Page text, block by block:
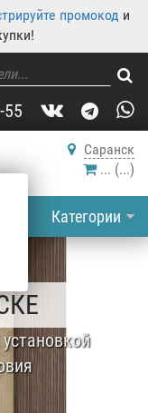
промокод и
55
Саранск
... (...)
Категории